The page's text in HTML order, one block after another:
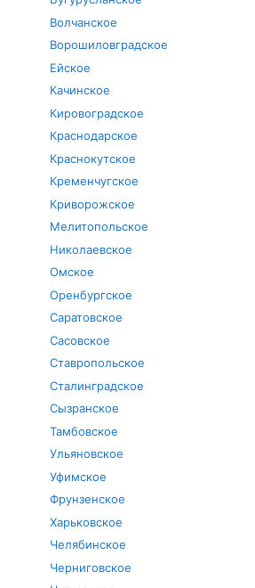
Волчанское
Ворошиловградское
Ейское
Качинское
Кировоградское
Краснодарское
Краснокутское
Кременчугское
Криворожское
Мелитопольское
Николаевское
Омское
Оренбургское
Саратовское
Сасовское
Ставропольское
Сталинградское
Сызранское
Тамбовское
Ульяновское
Уфимское
Фрунзенское
Харьковское
Челябинское
Черниговское